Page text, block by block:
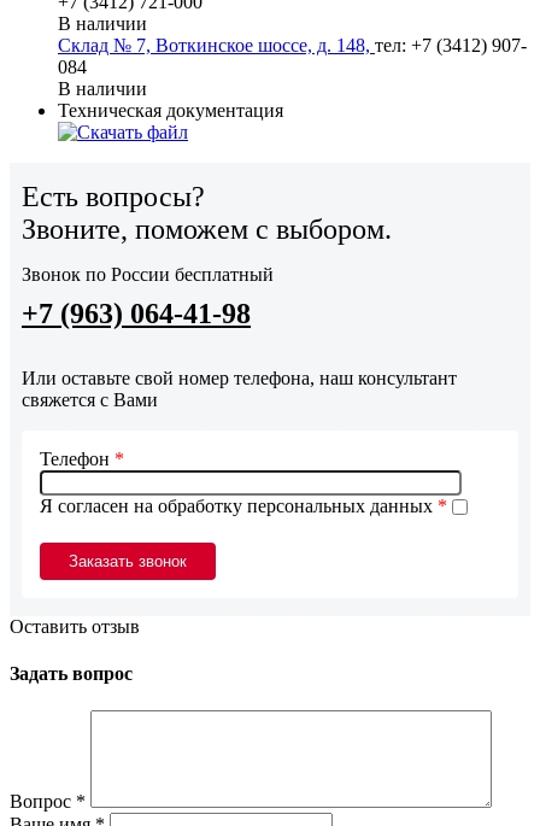
В наличии
Склад № 7, Воткинское шоссе, д. 148, тел: +7 (3412) 907-
084
В наличии
Техническая документация
Есть вопросы?
Звоните, поможем с выбором.
Звонок по России бесплатный
+7 (963) 064-41-98
Или оставьте свой номер телефона, наш консультант
свяжется с Вами
Я согласен на обработку персональных данных *
Телефон *
Оставить отзыв
Задать вопрос
Вопрос *